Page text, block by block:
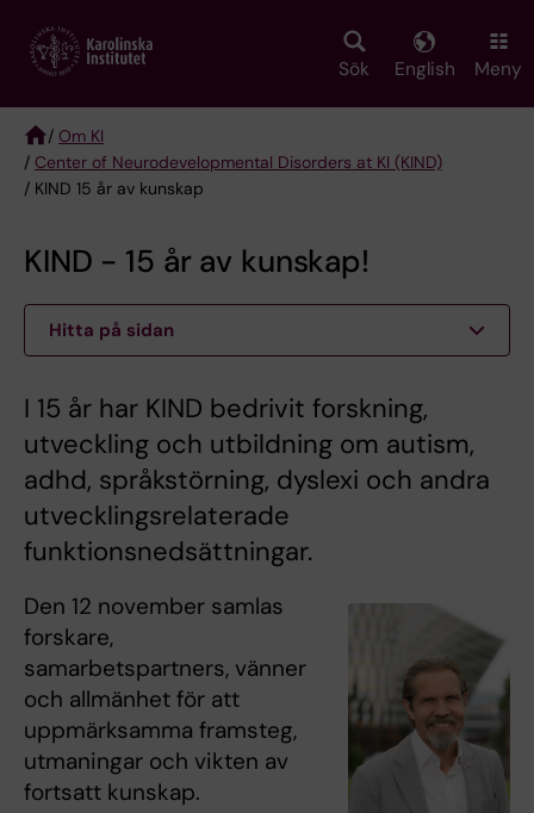
main
Sök English Meny
Breadcrumb
/ Om KI
/ Center of Neurodevelopmental Disorders at KI (KIND)
/ KIND 15 år av kunskap
KIND - 15 år av kunskap!
Hitta på sidan
I 15 år har KIND bedrivit forskning,
utveckling och utbildning om autism,
adhd, språkstörning, dyslexi och andra
utvecklingsrelaterade
funktionsnedsättningar.
Den 12 november samlas
forskare,
samarbetspartners, vänner
och allmänhet för att
uppmärksamma framsteg,
utmaningar och vikten av
fortsatt kunskap.